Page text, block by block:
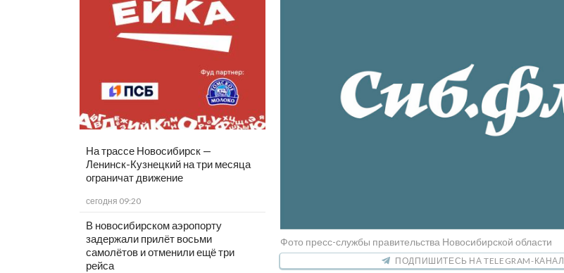
На трассе Новосибирск —
Ленинск-Кузнецкий на три месяца
ограничат движение
сегодня 09:20
В новосибирском аэропорту
задержали прилёт восьми
самолётов и отменили ещё три
рейса
Фото пресс-службы правительства Новосибирской области
ПОДПИШИТЕСЬ НА TELEGRAM-КАНАЛ